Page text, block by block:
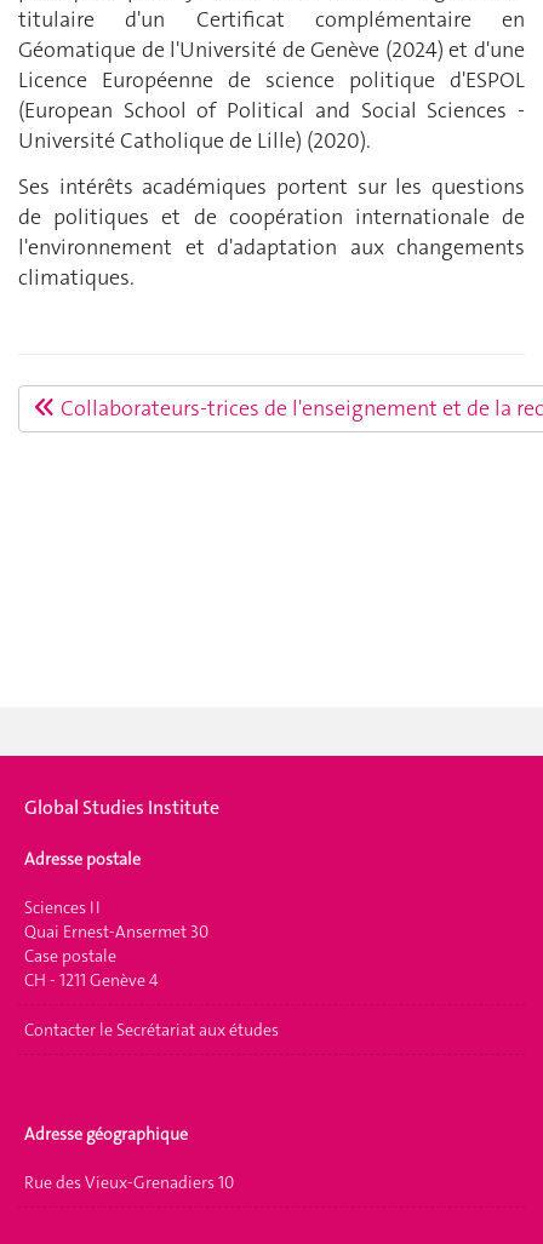
titulaire d'un Certificat complémentaire en
Géomatique de l'Université de Genève (2024) et d'une
Licence Européenne de science politique d'ESPOL
(European School of Political and Social Sciences -
Université Catholique de Lille) (2020).
Ses intérêts académiques portent sur les questions
de politiques et de coopération internationale de
l'environnement et d'adaptation aux changements
climatiques.
Collaborateurs-trices de l'enseignement et de la
Global Studies Institute
Adresse postale
Sciences II
Quai Ernest-Ansermet 30
Case postale
CH - 1211 Genève 4
Contacter le Secrétariat aux études
Adresse géographique
Rue des Vieux-Grenadiers 10